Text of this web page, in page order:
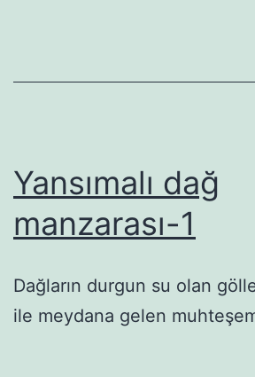
Yansımalı dağ
manzarası-1
Dağların durgun su olan
ile meydana gelen